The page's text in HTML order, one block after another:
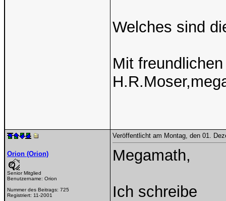
Welches sind
Mit
Orion (Orion)
Senior Mitglied
Benutzername: Orion
Nummer des Beitrags: 725
Registriert: 11-2001
Veröffentlicht am Montag, den 01.
Megamath,
Ich schreibe